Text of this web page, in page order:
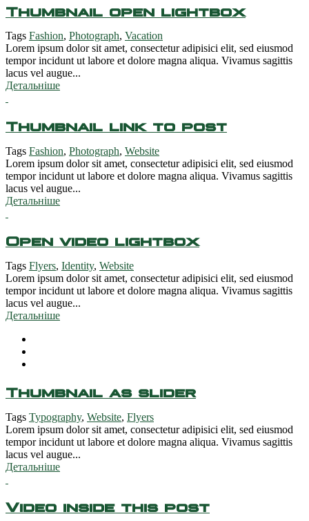
Thumbnail open lightbox
Tags Fashion, Photograph, Vacation
Lorem ipsum dolor sit amet, consectetur adipisici elit, sed eiusmod
tempor incidunt ut labore et dolore magna aliqua. Vivamus sagittis
lacus vel augue...
Детальніше
Thumbnail link to post
Tags Fashion, Photograph, Website
Lorem ipsum dolor sit amet, consectetur adipisici elit, sed eiusmod
tempor incidunt ut labore et dolore magna aliqua. Vivamus sagittis
lacus vel augue...
Детальніше
Open video lightbox
Tags Flyers, Identity, Website
Lorem ipsum dolor sit amet, consectetur adipisici elit, sed eiusmod
tempor incidunt ut labore et dolore magna aliqua. Vivamus sagittis
lacus vel augue...
Детальніше
Thumbnail as slider
Tags Typography, Website, Flyers
Lorem ipsum dolor sit amet, consectetur adipisici elit, sed eiusmod
tempor incidunt ut labore et dolore magna aliqua. Vivamus sagittis
lacus vel augue...
Детальніше
Video inside this post